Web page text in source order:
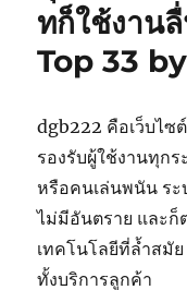
ทก็ใช้งาน
Top 33
dgb222 คือเว็บไซ
รองรับผู้ใช้งานทุก
หรือคนเล่นพนัน ร
ไม่มีอันตราย และก็
เทคโนโลยีที่ล้ำสมั
ทั้งบริการลูกค้า